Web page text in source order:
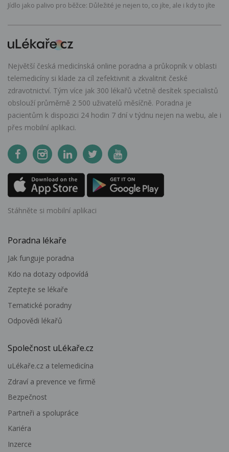
Jídlo jako palivo pro běžce: Důležité je nejen to, co jíte, ale i kdy to jíte
Největší česká medicínská online poradna a průkopník v oblasti
telemedicíny si klade za cíl zefektivnit a zkvalitnit české
zdravotnictví. Tým více jak 300 lékařů včetně desítek specialistů
obslouží průměrně 2 500 uživatelů měsíčně. Poradna je
pacientům k dispozici 24 hodin 7 dní v týdnu nejen na webu, ale i
přes mobilní aplikaci.
Stáhněte si mobilní aplikaci
Poradna lékaře
Jak funguje poradna
Kdo na dotazy odpovídá
Zeptejte se lékaře
Tematické poradny
Odpovědi lékařů
Společnost uLékaře.cz
uLékaře.cz a telemedicína
Zdraví a prevence ve firmě
Bezpečnost
Partneři a spolupráce
Kariéra
Inzerce